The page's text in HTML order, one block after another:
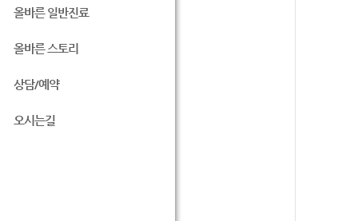
올바른 일반진료
올바른 스토리
상담/예약
오시는길